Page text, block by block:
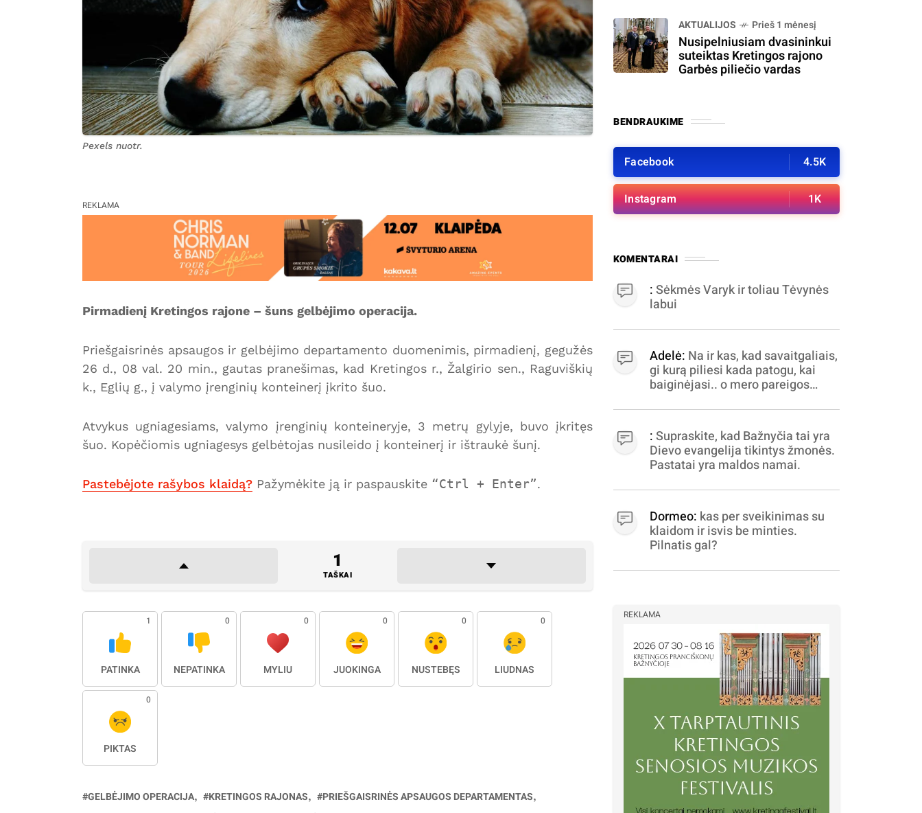
Pexels nuotr.
REKLAMA
Pirmadienį Kretingos rajone – šuns gelbėjimo operacija.
Priešgaisrinės apsaugos ir gelbėjimo departamento duomenimis, pirmadienį, gegužės
26 d., 08 val. 20 min., gautas pranešimas, kad Kretingos r., Žalgirio sen., Raguviškių
k., Eglių g., į valymo įrenginių konteinerį įkrito šuo.
Atvykus ugniagesiams, valymo įrenginių konteineryje, 3 metrų gylyje, buvo įkritęs
šuo. Kopėčiomis ugniagesys gelbėtojas nusileido į konteinerį ir ištraukė šunį.
Pastebėjote rašybos klaidą? Pažymėkite ją ir paspauskite Ctrl + Enter .
1
TAŠKAI
1
PATINKA
0
NEPATINKA
0
MYLIU
0
JUOKINGA
0
NUSTEBĘS
0
LIŪDNAS
0
PIKTAS
GELBĖJIMO OPERACIJA KRETINGOS RAJONAS
PRIEŠGAISRINĖS APSAUGOS DEPARTAMENTAS
AKTUALIJOS Prieš 1 mėnesį
Nusipelniusiam dvasininkui
suteiktas Kretingos rajono
Garbės piliečio vardas
BENDRAUKIME
Facebook 4.5K
Instagram 1K
KOMENTARAI
:Sėkmės Varyk ir toliau Tėvynės
labui
Adelė: Na ir kas, kad savaitgaliais,
gi kurą piliesi kada patogu, kai
baiginėjasi.. o mero pareigos
apibrėžiamos.. nežinau,
bereikalingas oro virpinimas,
ieškokit kur milijonus vagia
dujininkai, elektros aferistai,
stadionų statytojai Vilnuje
:Supraskite, kad Bažnyčia tai yra
Dievo evangelija tikintys žmonės.
Pastatai yra maldos namai.
Dormeo: kas per sveikinimas su
klaidom ir isvis be minties.
Pilnatis gal?
REKLAMA